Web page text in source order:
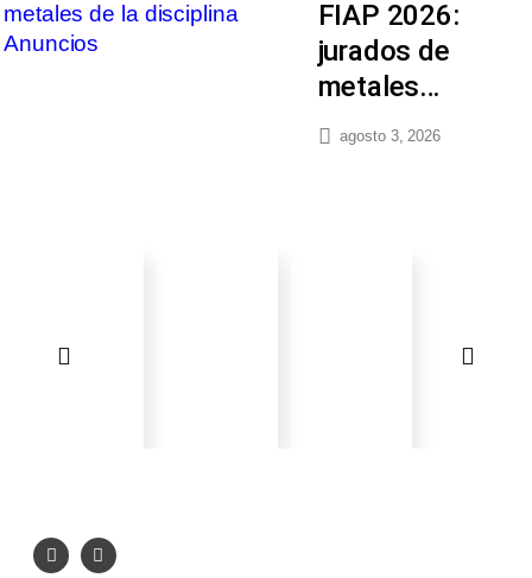
FIAP 2026:
jurados de
metales…
agosto 3, 2026